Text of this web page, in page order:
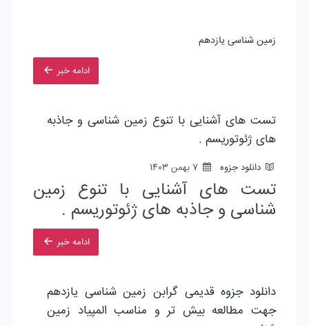
زمین شناسی یازدهم
ادامه خبر
تست های آشنایی با تنوع زمین شناسی و جاذبه
های ژئوتوریسم .
دانلود جزوه 7 بهمن 1403
تست های آشنایی با تنوع زمین
شناسی و جاذبه های ژئوتوریسم .
ادامه خبر
دانلود جزوه قدیمی گرابن زمین شناسی یازدهم
جهت مطالعه بیش تر و مناسب المپیاد زمین